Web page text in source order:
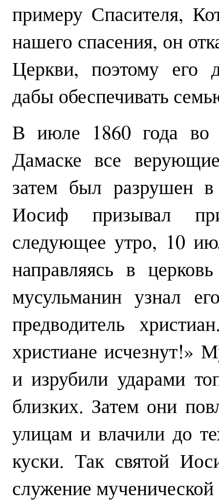
примеру Спасителя,
нашего спасения, он
Церкви, поэтому его
дабы обеспечивать
В июле 1860 года во
Дамаске все
затем был разрушен
Иосиф призывал
следующее утро, 10
направляясь в
мусульманин узнал
предводитель
христиане исчезнут!»
и изрубили ударами
близких. Затем они
улицам и влачили до
куски. Так святой
служение